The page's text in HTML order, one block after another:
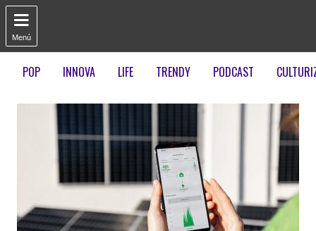

Menú
POP INNOVA LIFE TRENDY PODCAST